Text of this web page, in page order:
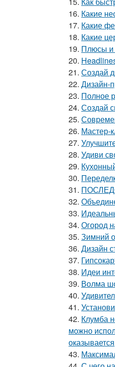
16. Какие
17. Какие
18. Какие
19. Плюсы и
20.
21. Создай
22. Дизайн-
23. Полное
24. Создай
25.
26. Мастер-
27.
28. Удиви
29.
30.
31.
32.
33.
34. Огород
35. Зимний
36. Дизайн
37.
38. Идеи
39. Волма
40.
41.
42. Клумба
можно
оказывается
43.